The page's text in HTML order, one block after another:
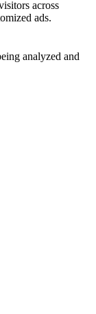
across
ads.
analyzed and